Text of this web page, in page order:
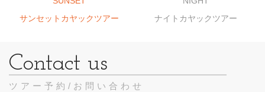
サンセットカヤックツアー
ナイトカヤックツアー
ツアー予約/お問い合わせ